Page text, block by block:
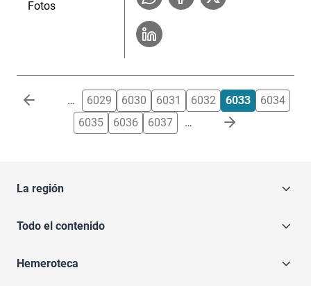
Fotos
Paginación … 6029 6030 6031 6032 6033
6034
6035
6036 6037 …
La región
Todo el contenido
Hemeroteca